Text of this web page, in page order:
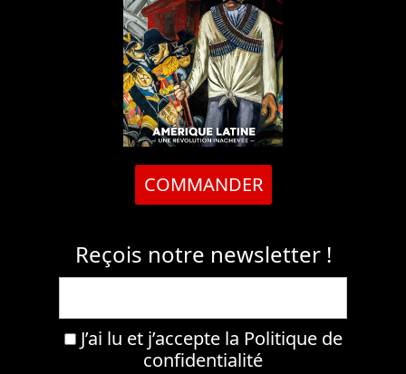
COMMANDER
Reçois notre newsletter !
J’ai lu et j’accepte la Politique de
confidentialité